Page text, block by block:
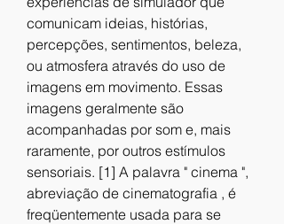
comunicam ideias, histórias,
percepções, sentimentos, beleza,
ou atmosfera através do uso de
imagens em movimento. Essas
imagens geralmente são
acompanhadas por som e, mais
raramente, por outros estímulos
sensoriais. [1] A palavra " cinema ",
abreviação de cinematografia , é
freqüentemente usada para se